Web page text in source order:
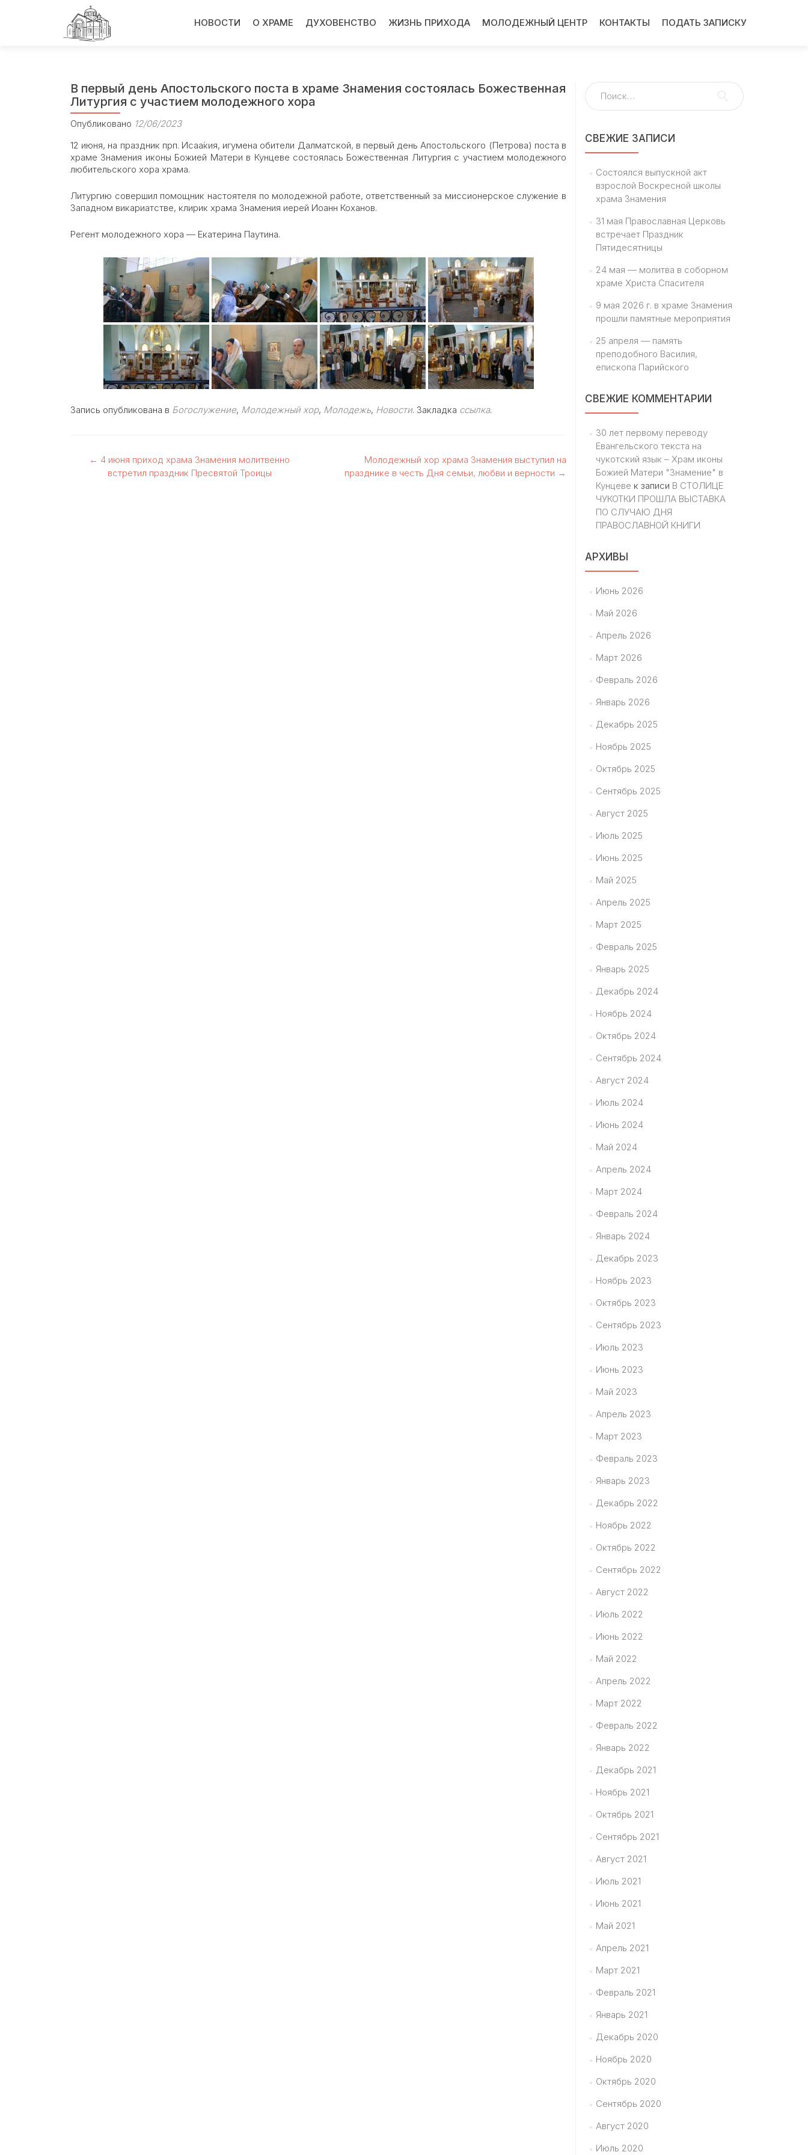
кНОВОСТИ О ХРАМЕ ДУХОВЕНСТВО ЖИЗНЬ ПРИХОДА МОЛОДЕЖНЫЙ ЦЕНТР КОНТАКТЫ ПОДАТЬ ЗАПИСКУ
В первый день Апостольского поста в храме Знамения состоялась Божественная
Литургия с участием молодежного хора
Опубликовано 12/06/2023
12 июня, на праздник прп. Исаа́кия, игумена обители Далматской, в первый день Апостольского (Петрова) поста в
храме Знамения иконы Божией Матери в Кунцеве состоялась Божественная Литургия с участием молодежного
любительского хора храма.
Литургию совершил помощник настоятеля по молодежной работе, ответственный за миссионерское служение в
Западном викариатстве, клирик храма Знамения иерей Иоанн Коханов.
Регент молодежного хора — Екатерина Паутина.
Запись опубликована в Богослужение, Молодежный хор, Молодежь, Новости. Закладка ссылка.
Навигация
← 4 июня приход храма Знамения молитвенно
встретил праздник Пресвятой Троицы
Молодежный хор храма Знамения выступил на
празднике в честь Дня семьи, любви и верности →
Найти:
СВЕЖИЕ ЗАПИСИ
Состоялся выпускной акт
взрослой Воскресной школы
храма Знамения
31 мая Православная Церковь
встречает Праздник
Пятидесятницы
24 мая — молитва в соборном
храме Христа Спасителя
9 мая 2026 г. в храме Знамения
прошли памятные мероприятия
25 апреля — память
преподобного Василия,
епископа Парийского
СВЕЖИЕ КОММЕНТАРИИ
30 лет первому переводу
Евангельского текста на
чукотский язык – Храм иконы
Божией Матери "Знамение" в
Кунцеве к записи В СТОЛИЦЕ
ЧУКОТКИ ПРОШЛА ВЫСТАВКА
ПО СЛУЧАЮ ДНЯ
ПРАВОСЛАВНОЙ КНИГИ
АРХИВЫ
Июнь 2026
Май 2026
Апрель 2026
Март 2026
Февраль 2026
Январь 2026
Декабрь 2025
Ноябрь 2025
Октябрь 2025
Сентябрь 2025
Август 2025
Июль 2025
Июнь 2025
Май 2025
Апрель 2025
Март 2025
Февраль 2025
Январь 2025
Декабрь 2024
Ноябрь 2024
Октябрь 2024
Сентябрь 2024
Август 2024
Июль 2024
Июнь 2024
Май 2024
Апрель 2024
Март 2024
Февраль 2024
Январь 2024
Декабрь 2023
Ноябрь 2023
Октябрь 2023
Сентябрь 2023
Июль 2023
Июнь 2023
Май 2023
Апрель 2023
Март 2023
Февраль 2023
Январь 2023
Декабрь 2022
Ноябрь 2022
Октябрь 2022
Сентябрь 2022
Август 2022
Июль 2022
Июнь 2022
Май 2022
Апрель 2022
Март 2022
Февраль 2022
Январь 2022
Декабрь 2021
Ноябрь 2021
Октябрь 2021
Сентябрь 2021
Август 2021
Июль 2021
Июнь 2021
Май 2021
Апрель 2021
Март 2021
Февраль 2021
Январь 2021
Декабрь 2020
Ноябрь 2020
Октябрь 2020
Сентябрь 2020
Август 2020
Июль 2020